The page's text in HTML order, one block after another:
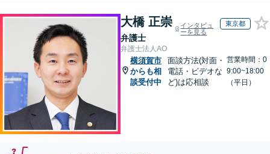
大橋 正崇
弁護士
インタビュ
ーを見る
東京都
弁護士法人AO
横須賀市
からも相
談受付中
面談方法(対面・
電話・ビデオな
ど)は応相談
営業時間：0
9:00~18:00
（平日）